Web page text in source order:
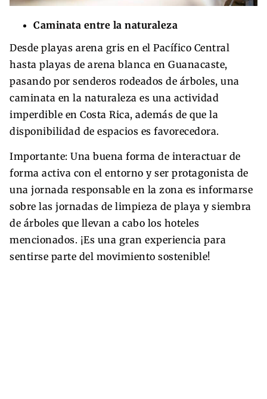
Caminata entre la naturaleza
Desde playas arena gris en el Pacífico Central
hasta playas de arena blanca en Guanacaste,
pasando por senderos rodeados de árboles, una
caminata en la naturaleza es una actividad
imperdible en Costa Rica, además de que la
disponibilidad de espacios es favorecedora.
Importante: Una buena forma de interactuar de
forma activa con el entorno y ser protagonista de
una jornada responsable en la zona es informarse
sobre las jornadas de limpieza de playa y siembra
de árboles que llevan a cabo los hoteles
mencionados. ¡Es una gran experiencia para
sentirse parte del movimiento sostenible!